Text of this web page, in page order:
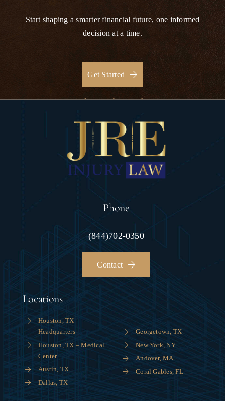
Start shaping a smarter financial future, one informed
decision at a time.
Get Started
Phone
(844)702-0350
Contact
Locations
Houston, TX –
Headquarters
Houston, TX – Medical
Center
Austin, TX
Dallas, TX
Georgetown, TX
New York, NY
Andover, MA
Coral Gables, FL